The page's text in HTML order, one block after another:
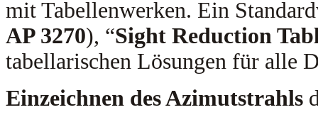
mit Tabellenwerken. Ein
AP 3270), “Sight Reduction
tabellarischen Lösungen für alle
Einzeichnen des Azimutstrahls